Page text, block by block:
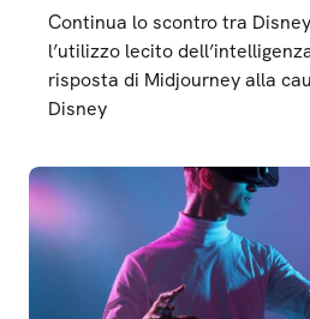
Continua lo scontro tra
l’utilizzo lecito
risposta di Midjourney alla
Disney